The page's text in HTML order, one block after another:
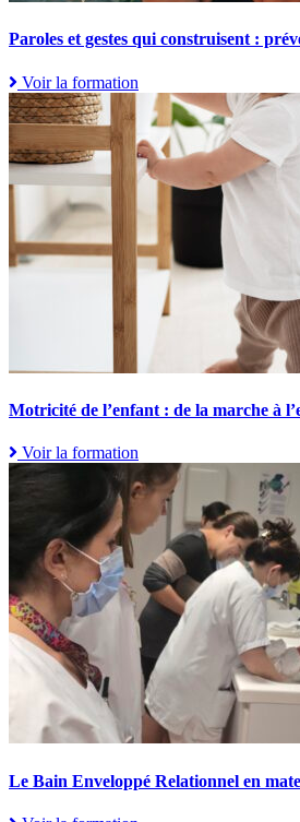
Paroles et gestes qui construisent :
Voir la formation
Motricité de l’enfant : de la marche à
Voir la formation
Le Bain Enveloppé Relationnel en